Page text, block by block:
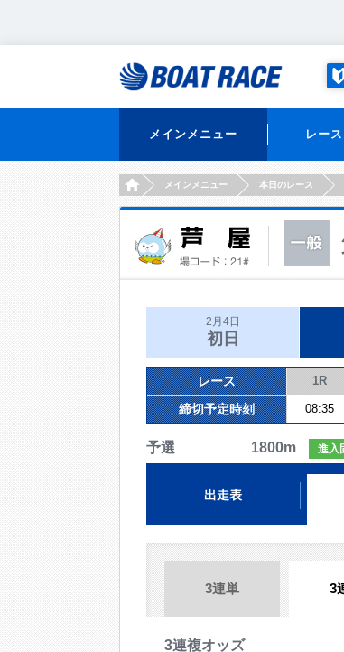
メインメニュー レー
HOMEメインメニュー 本日のレース
2月4日
初日
レース 1R
締切予定時刻 08:35
予選 1800m 進入
出走表
3連単 3
3連複オッズ